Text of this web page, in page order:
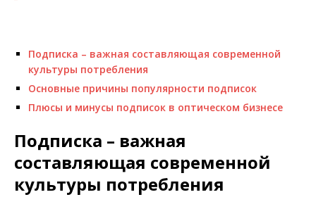
Подписка – важная составляющая современной
культуры потребления
Основные причины популярности подписок
Плюсы и минусы подписок в оптическом бизнесе
Подписка – важная
составляющая современной
культуры потребления